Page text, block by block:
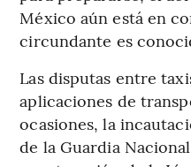
México aún está en
circundante es
Las disputas entre
aplicaciones de
ocasiones, la
de la Guardia